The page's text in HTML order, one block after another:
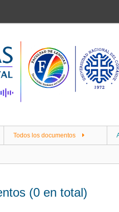
Todos los documentos
(0 en total)